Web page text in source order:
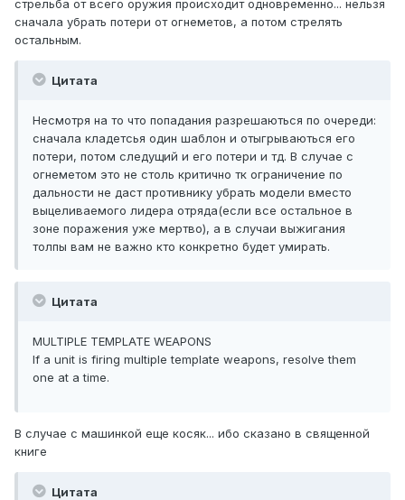
стрельба от всего оружия происходит одновременно... нельзя
сначала убрать потери от огнеметов, а потом стрелять
остальным.
Цитата
Несмотря на то что попадания разрешаються по очереди:
сначала кладетсья один шаблон и отыгрываються его
потери, потом следущий и его потери и тд. В случае с
огнеметом это не столь критично тк ограничение по
дальности не даст противнику убрать модели вместо
выцеливаемого лидера отряда(если все остальное в
зоне поражения уже мертво), а в случаи выжигания
толпы вам не важно кто конкретно будет умирать.
Цитата
MULTIPLE TEMPLATE WEAPONS
If a unit is firing multiple template weapons, resolve them
one at a time.
В случае с машинкой еще косяк... ибо сказано в священной
книге
Цитата